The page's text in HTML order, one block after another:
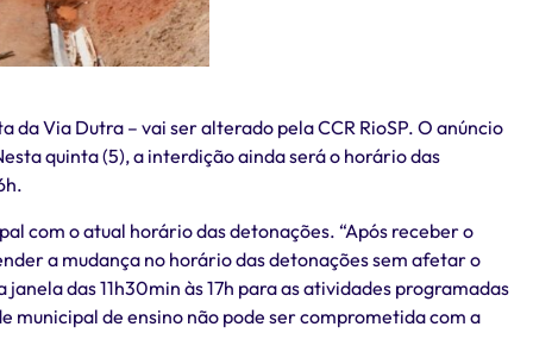
Via Dutra – vai ser alterado pela CCR RioSP. O anúncio
quinta (5), a interdição ainda será o horário das
com o atual horário das detonações. “Após receber o
a mudança no horário das detonações sem afetar o
das 11h30min às 17h para as atividades programadas
municipal de ensino não pode ser comprometida com a